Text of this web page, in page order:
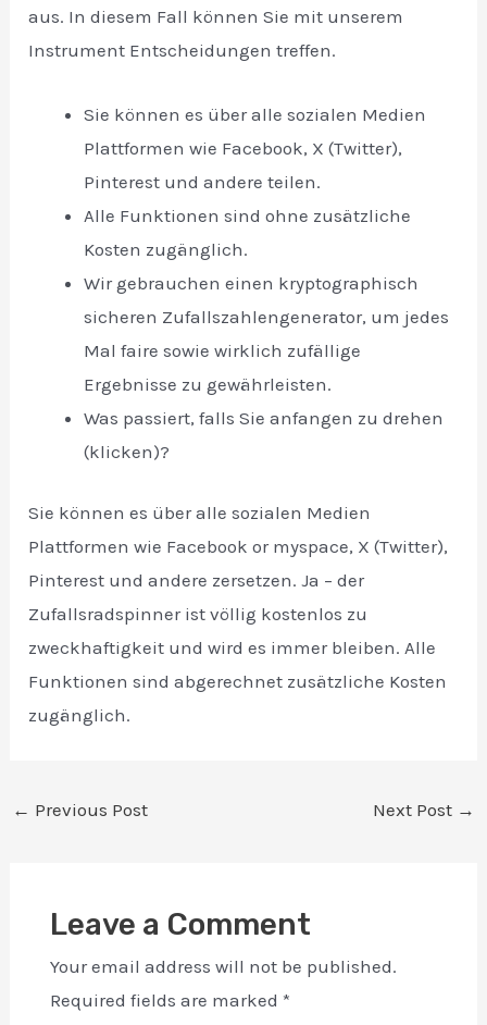
aus. In diesem Fall können Sie mit unserem
Instrument Entscheidungen treffen.
Sie können es über alle sozialen Medien
Plattformen wie Facebook, X (Twitter),
Pinterest und andere teilen.
Alle Funktionen sind ohne zusätzliche
Kosten zugänglich.
Wir gebrauchen einen kryptographisch
sicheren Zufallszahlengenerator, um jedes
Mal faire sowie wirklich zufällige
Ergebnisse zu gewährleisten.
Was passiert, falls Sie anfangen zu drehen
(klicken)?
Sie können es über alle sozialen Medien
Plattformen wie Facebook or myspace, X (Twitter),
Pinterest und andere zersetzen. Ja – der
Zufallsradspinner ist völlig kostenlos zu
zweckhaftigkeit und wird es immer bleiben. Alle
Funktionen sind abgerechnet zusätzliche Kosten
zugänglich.
← Previous Post Next Post →
Leave a Comment
Your email address will not be published.
Required fields are marked *